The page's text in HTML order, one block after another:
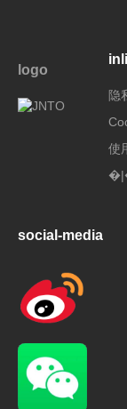
logo
隐
使
social-media